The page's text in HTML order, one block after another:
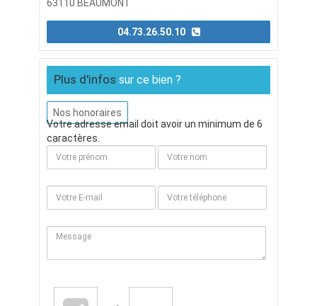
63110 BEAUMONT
Plus d'infos sur ce bien ?
Nos honoraires
Votre adresse email doit avoir un minimum de 6
caractères.